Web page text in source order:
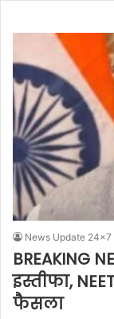
News Update 24x7
BREAKING
इस्तीफा,
फैसला